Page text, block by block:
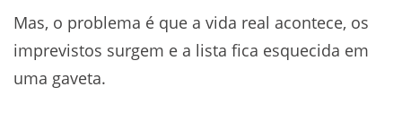
Mas, o problema é que a vida real acontece, os
imprevistos surgem e a lista fica esquecida em
uma gaveta.